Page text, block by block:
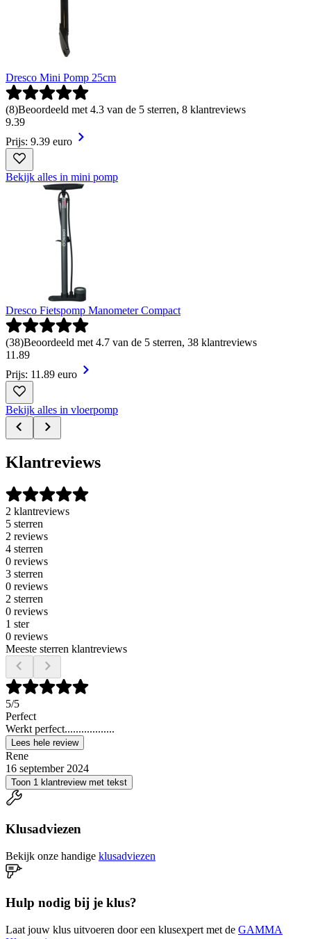
Dresco Mini Pomp 25cm
(8)Beoordeeld met 4.3 van de 5 sterren, 8 klantreviews
9.39
Prijs: 9.39 euro
Bekijk alles in mini pomp
Dresco Fietspomp Manometer Compact
(38)Beoordeeld met 4.7 van de 5 sterren, 38 klantreviews
11 .89
Prijs: 11.89 euro
Bekijk alles in vloerpomp
Klantreviews
2 klantreviews
5 sterren
2 reviews
4 sterren
0 reviews
3 sterren
0 reviews
2 sterren
0 reviews
1 ster
0 reviews
Meeste sterren klantreviews
5/5
Perfect
Werkt perfect..................
Lees hele review
Rene
16 september 2024
Toon 1 klantreview met tekst
Klusadviezen
Bekijk onze handige klusadviezen
Hulp nodig bij je klus?
Laat jouw klus uitvoeren door een klusexpert met de GAMMA